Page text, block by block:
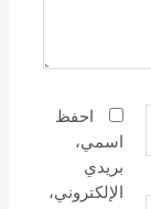
احفظ
اسمي،
بريدي
الإلكتروني،